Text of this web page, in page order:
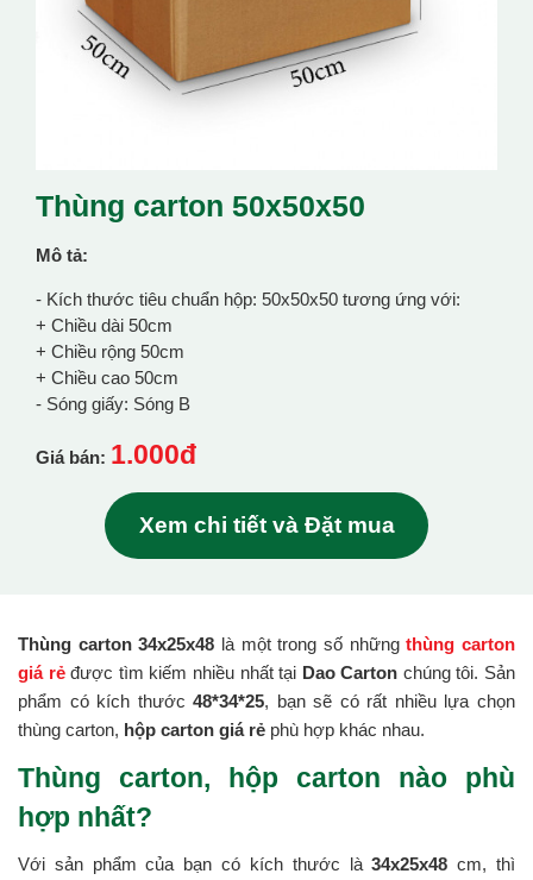
Thùng carton 50x50x50
Mô tả:
- Kích thước tiêu chuẩn hộp: 50x50x50 tương ứng với:
+ Chiều dài 50cm
+ Chiều rộng 50cm
+ Chiều cao 50cm
- Sóng giấy: Sóng B
Giá bán: 1.000đ
Xem chi tiết và Đặt mua
Thùng carton 34x25x48 là một trong số nhữngthùng carton
giá rẻđược tìm kiếm nhiều nhất tại Dao Carton chúng tôi. Sản
phẩm có kích thước48*34*25, bạn sẽ có rất nhiều lựa chọn
thùng carton, hộp carton giá rẻ phù hợp khác nhau.
Thùng carton, hộp carton nào phù
hợp nhất?
Với sản phẩm của bạn có kích thước là34x25x48cm, thì